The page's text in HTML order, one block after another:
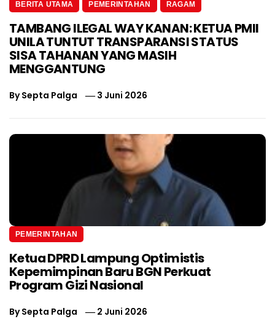
BERITA UTAMA PEMERINTAHAN RAGAM
TAMBANG ILEGAL WAY KANAN: KETUA PMII
UNILA TUNTUT TRANSPARANSI STATUS
SISA TAHANAN YANG MASIH
MENGGANTUNG
BySepta Palga 3 Juni 2026
PEMERINTAHAN
Ketua DPRD Lampung Optimistis
Kepemimpinan Baru BGN Perkuat
Program Gizi Nasional
BySepta Palga 2 Juni 2026